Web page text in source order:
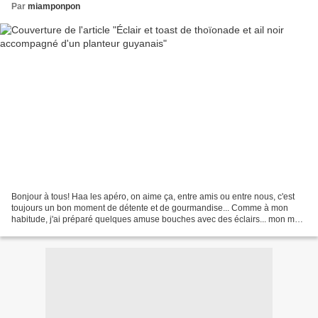
Par miamponpon
Bonjour à tous! Haa les apéro, on aime ça, entre amis ou entre nous, c'est
toujours un bon moment de détente et de gourmandise... Comme à mon
habitude, j'ai préparé quelques amuse bouches avec des éclairs... mon mari